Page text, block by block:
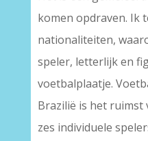
komen opdraven. Ik
nationaliteiten,
speler, letterlijk en
voetbalplaatje.
Brazilië is het
zes individuele